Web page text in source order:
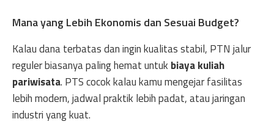
Mana yang Lebih Ekonomis dan Sesuai Budget?
Kalau dana terbatas dan ingin kualitas stabil, PTN jalur
reguler biasanya paling hemat untuk biaya kuliah
pariwisata. PTS cocok kalau kamu mengejar fasilitas
lebih modern, jadwal praktik lebih padat, atau jaringan
industri yang kuat.